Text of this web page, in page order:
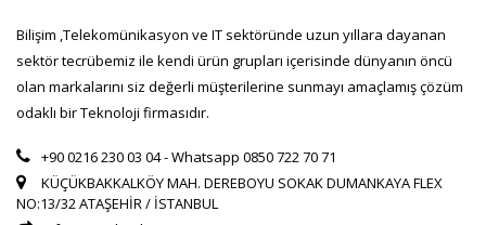
Bilişim ,Telekomünikasyon ve IT sektöründe uzun yıllara dayanan
sektör tecrübemiz ile kendi ürün grupları içerisinde dünyanın öncü
olan markalarını siz değerli müşterilerine sunmayı amaçlamış çözüm
odaklı bir Teknoloji firmasıdır.
+90 0216 230 03 04 - Whatsapp 0850 722 70 71
KÜÇÜKBAKKALKÖY MAH. DEREBOYU SOKAK DUMANKAYA FLEX
NO:13/32 ATAŞEHİR / İSTANBUL